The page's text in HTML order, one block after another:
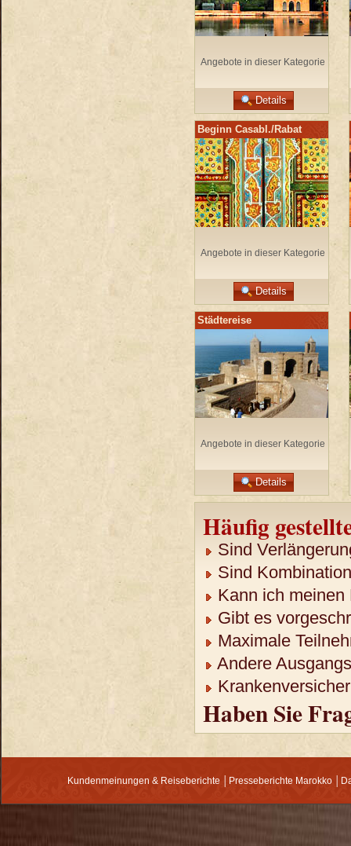
Angebote in dieser Kategorie
Details
Beginn Casabl./Rabat
Angebote in dieser Kategorie
Details
Städtereise
Angebote in dieser Kategorie
Details
Häufig
Sind
Sind
Kann ich meinen
Gibt es
Maximale
Andere
Haben Sie
Kundenmeinungen & Reiseberichte Presseberichte Marokko